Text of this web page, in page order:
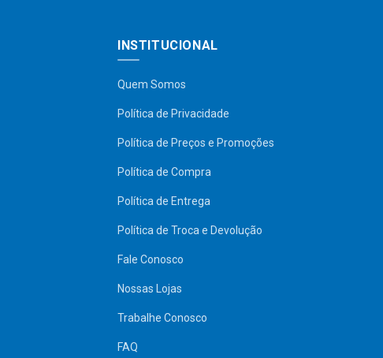
INSTITUCIONAL
Quem Somos
Política de Privacidade
Política de Preços e Promoções
Política de Compra
Política de Entrega
Política de Troca e Devolução
Fale Conosco
Nossas Lojas
Trabalhe Conosco
FAQ